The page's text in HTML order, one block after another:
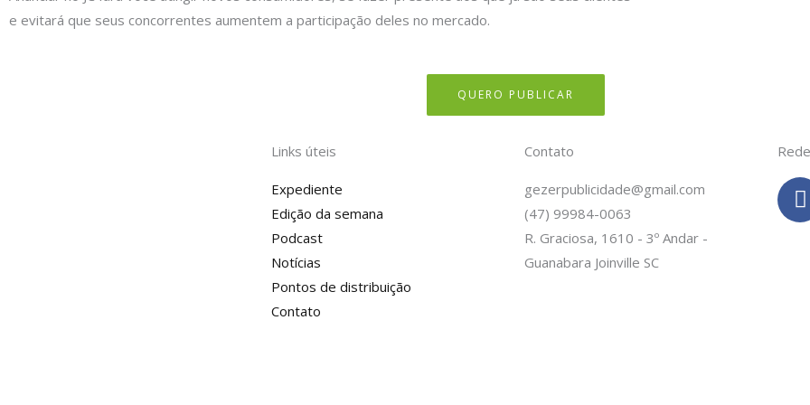
e evitará que seus concorrentes aumentem a participação deles no mercado.
QUERO PUBLICAR
Links úteis
Expediente
Edição da semana
Podcast
Notícias
Pontos de distribuição
Contato
Contato
gezerpublicidade@gmail.com
(47) 99984-0063
R. Graciosa, 1610 - 3º Andar -
Guanabara Joinville SC
F
a
c